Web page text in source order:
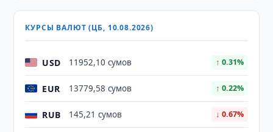
КУРСЫ ВАЛЮТ (ЦБ, 10.08.2026)
USD 11952,10 сумов ↑ 0.31%
EUR 13779,58 сумов ↑ 0.22%
RUB 145,21 сумов ↓ 0.67%